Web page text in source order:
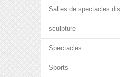
Salles de spectacles
sculpture
Spectacles
Sports